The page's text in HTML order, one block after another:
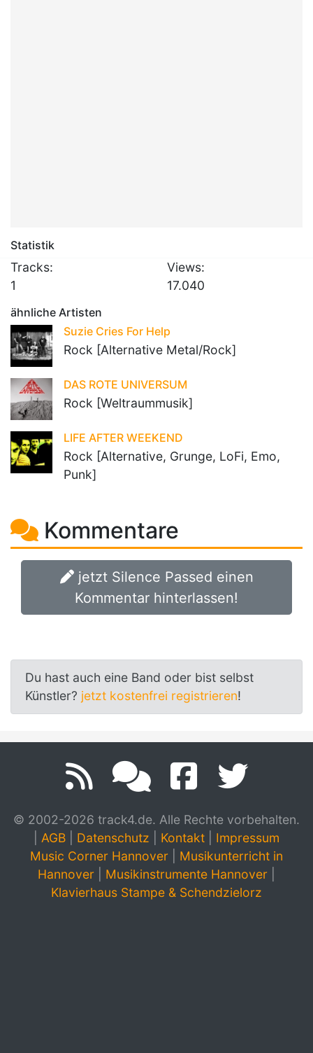
Statistik
Tracks:
1
Views:
17.040
ähnliche Artisten
Suzie Cries For Help
Rock [Alternative Metal/Rock]
DAS ROTE UNIVERSUM
Rock [Weltraummusik]
LIFE AFTER WEEKEND
Rock [Alternative, Grunge, LoFi, Emo,
Punk]
Kommentare
jetzt Silence Passed einen
Kommentar hinterlassen!
Du hast auch eine Band oder bist selbst
Künstler? jetzt kostenfrei registrieren!
© 2002-2026 track4.de. Alle Rechte vorbehalten.
AGB Datenschutz Kontakt
Impressum
Music Corner Hannover
Musikunterricht in
Hannover
Musikinstrumente Hannover
Klavierhaus Stampe & Schendzielorz